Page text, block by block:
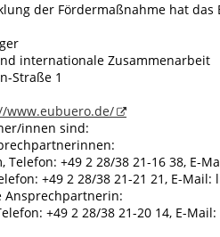
der Fördermaßnahme hat das
internationale Zusammenarbeit
Straße 1
www.eubuero.de/
innen sind:
Telefon: +49 2 28/38 21-16 38, E-
+49 2 28/38 21-21 21, E-
Ansprechpartnerin:
+49 2 28/38 21-20 14, E-